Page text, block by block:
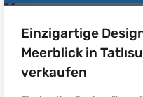
Einzigartige
Meerblick in
verkaufen